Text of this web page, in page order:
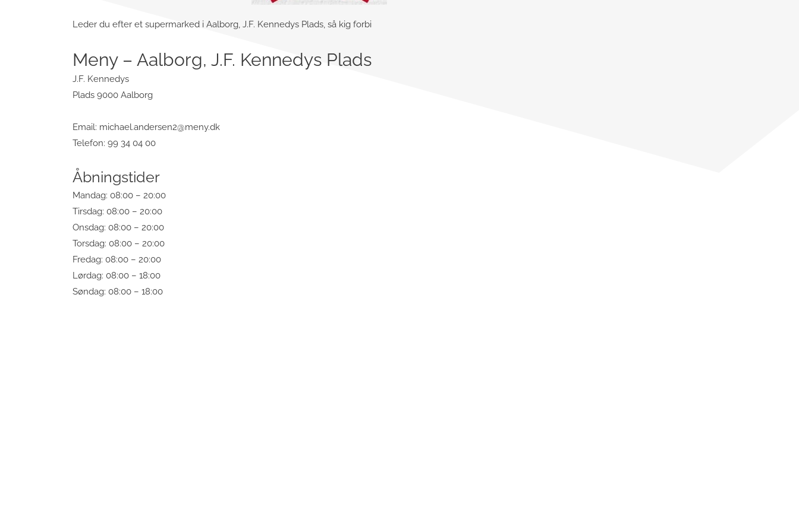
Leder du efter et supermarked i Aalborg, J.F. Kennedys Plads, så kig forbi
Meny – Aalborg, J.F. Kennedys Plads
J.F. Kennedys
Plads 9000 Aalborg
Email: michael.andersen2@meny.dk
Telefon: 99 34 04 00
Åbningstider
Mandag: 08:00 – 20:00
Tirsdag: 08:00 – 20:00
Onsdag: 08:00 – 20:00
Torsdag: 08:00 – 20:00
Fredag: 08:00 – 20:00
Lørdag: 08:00 – 18:00
Søndag: 08:00 – 18:00